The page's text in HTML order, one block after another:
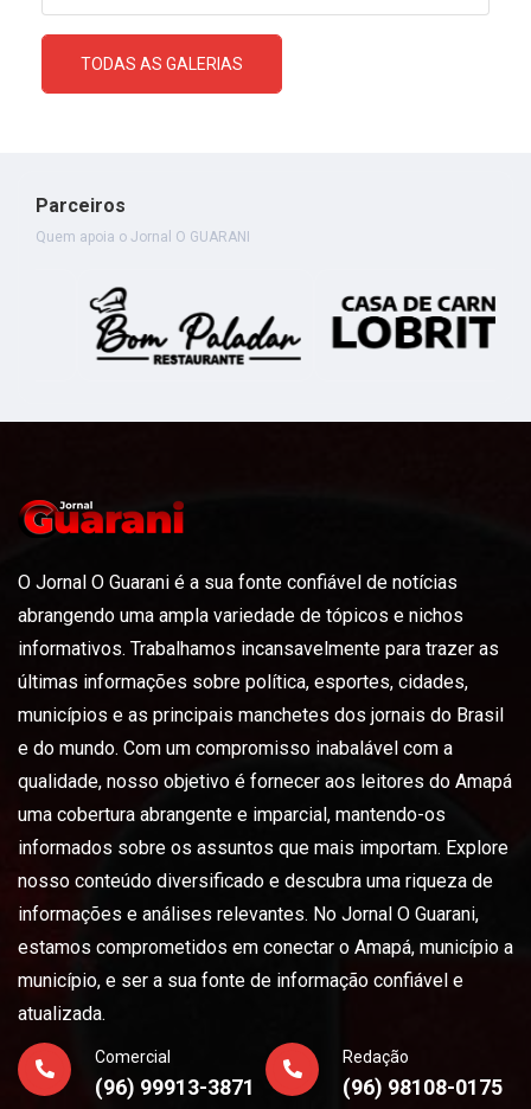
TODAS AS GALERIAS
Parceiros
Quem apoia o Jornal O GUARANI
O Jornal O Guarani é a sua fonte confiável de notícias
abrangendo uma ampla variedade de tópicos e nichos
informativos. Trabalhamos incansavelmente para trazer as
últimas informações sobre política, esportes, cidades,
municípios e as principais manchetes dos jornais do Brasil
e do mundo. Com um compromisso inabalável com a
qualidade, nosso objetivo é fornecer aos leitores do Amapá
uma cobertura abrangente e imparcial, mantendo-os
informados sobre os assuntos que mais importam. Explore
nosso conteúdo diversificado e descubra uma riqueza de
informações e análises relevantes. No Jornal O Guarani,
estamos comprometidos em conectar o Amapá, município a
município, e ser a sua fonte de informação confiável e
atualizada.
Comercial
(96) 99913-3871
Redação
(96) 98108-0175